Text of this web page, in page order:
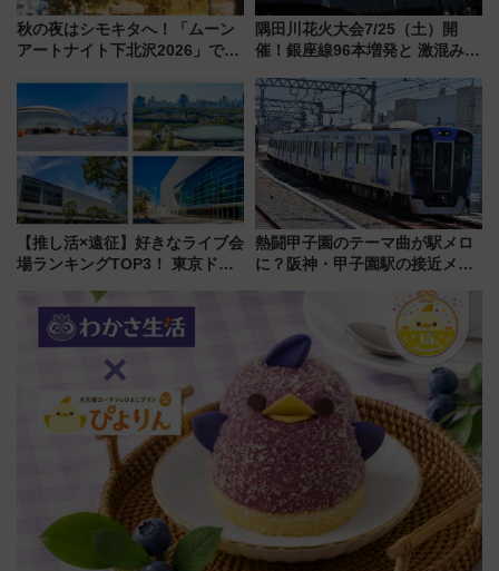
秋の夜はシモキタへ！「ムーン
アートナイト下北沢2026」でイ
隅田川花火大会7/25（土）開
催！銀座線96本増発と 激混みの
アクセス攻略法、2万発の花火が
都心の夜に！
【推し活×遠征】好きなライブ会
場ランキングTOP3！ 東京ドー
由と交通アクセス術、ライブ会
場に何を求める？
熱闘甲子園のテーマ曲が駅メロ
に？阪神・甲子園駅の接近メロ
谷実アレンジの特別仕様へ、8月